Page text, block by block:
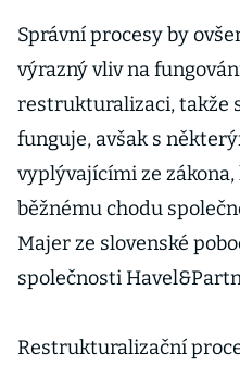
Správní procesy by
výrazný vliv na
restrukturalizaci, takže
funguje, avšak s
vyplývajícími ze
běžnému chodu
Majer ze slovenské
společnosti
Restrukturalizační